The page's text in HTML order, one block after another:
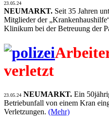
23.05.24
NEUMARKT. Seit 35 Jahren
Mitglieder der
Klinikum bei der Betreuung der
verletzt
23.05.24 NEUMARKT. Ein
Betriebunfall von einem Kran
Verletzungen. (Mehr)